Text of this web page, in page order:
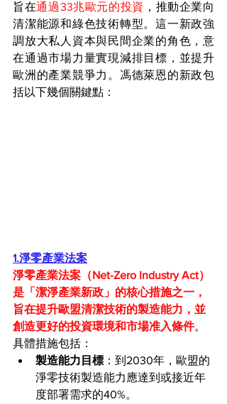
旨在通過33兆歐元的投資 ，推動企業向
清潔能源和綠色技術轉型。這一新政強
調放大私人資本與民間企業的角色，意
在通過市場力量實現減排目標，並提升
歐洲的產業競爭力。馮德萊恩的新政包
括以下幾個關鍵點：
1.淨零產業法案
淨零產業法案（Net-Zero Industry Act）
是「潔淨產業新政」的核心措施之一，
旨在提升歐盟清潔技術的製造能力，並
創造更好的投資環境和市場准入條件。
具體措施包括：
製造能力目標 ：到2030年，歐盟的
淨零技術製造能力應達到或接近年
度部署需求的40%。